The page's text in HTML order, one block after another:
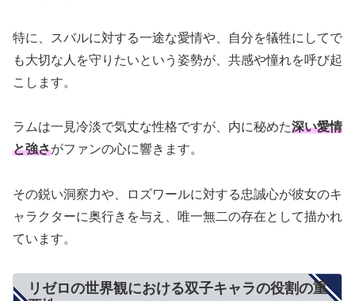
特に、スバルに対する一途な愛情や、自分を犠牲にしてで
も大切な人を守りたいという姿勢が、共感や憧れを呼び起
こします。
ラムは一見冷淡で気丈な性格ですが、内に秘めた深い愛情
と強さがファンの心に響きます。
その鋭い洞察力や、ロズワールに対する忠誠心が彼女のキ
ャラクターに奥行きを与え、唯一無二の存在として描かれ
ています。
リゼロの世界観における双子キャラの役割の重